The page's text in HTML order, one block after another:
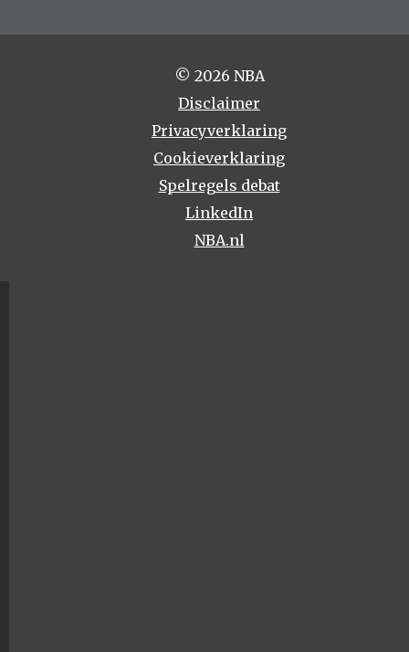
© 2026 NBA
Disclaimer
Privacyverklaring
Cookieverklaring
Spelregels debat
LinkedIn
NBA.nl